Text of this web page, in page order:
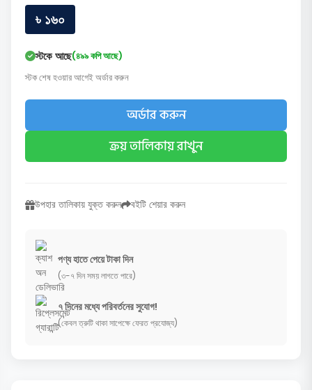
৳ ১৬০
স্টকে আছে(৪৯৯ কপি আছে)
স্টক শেষ হওয়ার আগেই অর্ডার করুন
অর্ডার করুন
ক্রয় তালিকায় রাখুন
উপহার তালিকায় যুক্ত করুন বইটি শেয়ার করুন
পণ্য হাতে পেয়ে টাকা দিন
(৩-৭ দিন সময় লাগতে পারে)
৭ দিনের মধ্যে পরিবর্তনের সুযোগ!
(কেবল ত্রুটি থাকা সাপেক্ষে ফেরত প্রযোজ্য)